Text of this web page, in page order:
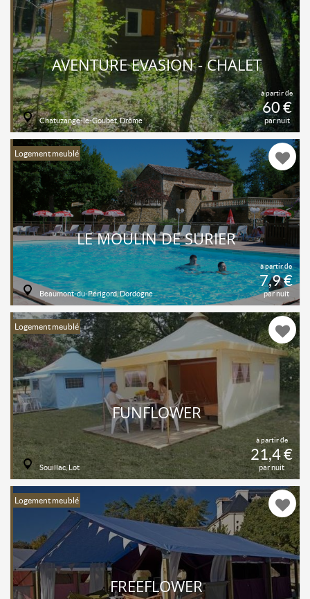
à partir de
60 €
par nuit
AVENTURE EVASION - CHALET
Chatuzange-le-Goubet, Drôme
Logement meublé
à partir de
7,9 €
par nuit
LE MOULIN DE SURIER
Beaumont-du-Périgord, Dordogne
Logement meublé
à partir de
21,4 €
par nuit
FUNFLOWER
Souillac, Lot
Logement meublé
FREEFLOWER